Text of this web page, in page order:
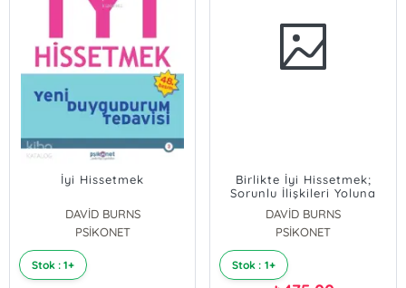
İyi Hissetmek
DAVİD BURNS
PSİKONET
Stok : 1+
Birlikte İyi Hissetmek;
Sorunlu İlişkileri Yoluna
Koymanın Sırrı
DAVİD BURNS
PSİKONET
Stok : 1+